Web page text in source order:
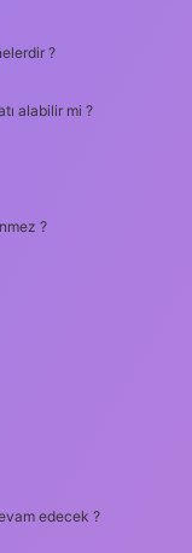
?
alabilir mi ?
?
edecek ?